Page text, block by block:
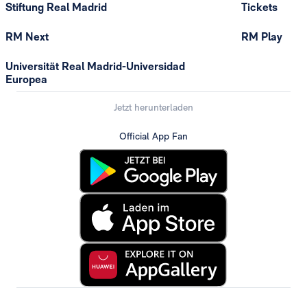
Stiftung Real Madrid
RM Next
Universität Real Madrid-Universidad
Europea
Tickets
RM Play
Jetzt herunterladen
Official App Fan